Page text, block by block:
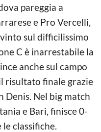
pareggia a
e Pro Vercelli,
sul difficilissimo
C è inarrestabile la
anche sul campo
risultato finale grazie
Denis. Nel big match
e Bari, finisce 0-
classifiche.